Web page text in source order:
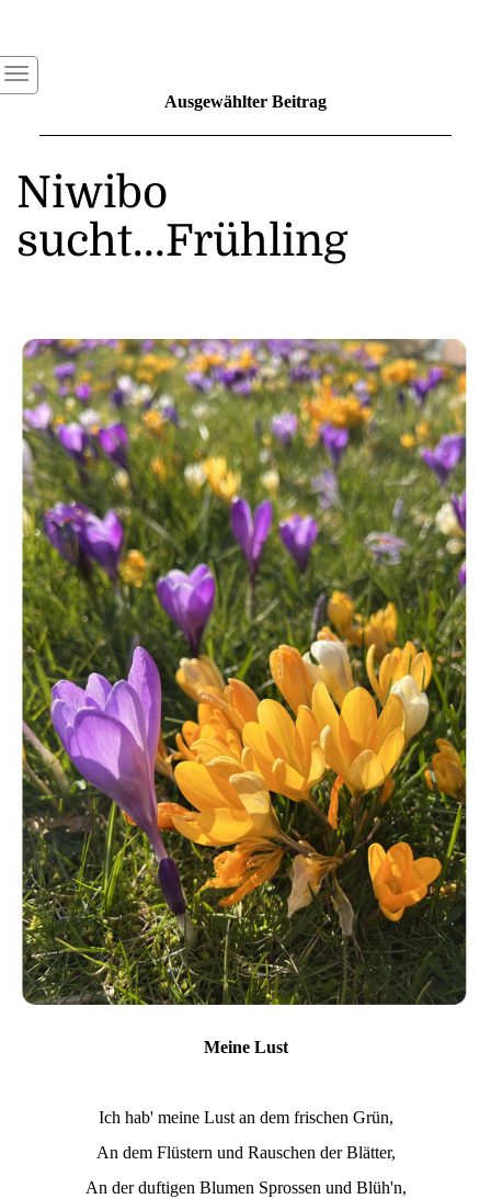
Ausgewählter Beitrag
Niwibo
sucht...Frühling
Meine Lust
Ich hab' meine Lust an dem frischen Grün,
An dem Flüstern und Rauschen der Blätter,
An der duftigen Blumen Sprossen und Blüh'n,